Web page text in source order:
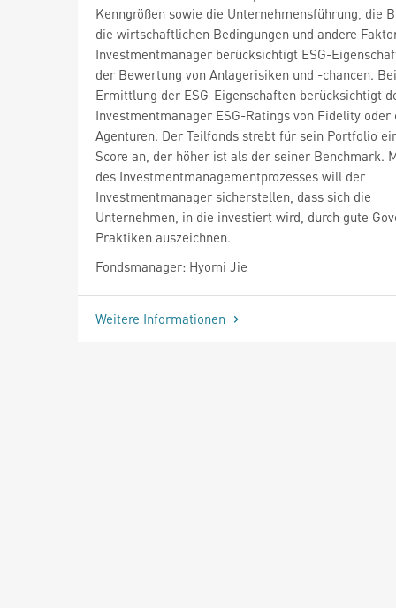
Kenngrößen sowie die Unternehmensführung, die
die wirtschaftlichen Bedingungen und andere
Investmentmanager berücksichtigt ESG-
der Bewertung von Anlagerisiken und -chancen.
Ermittlung der ESG-Eigenschaften berücksichtigt
Investmentmanager ESG-Ratings von Fidelity oder
Agenturen. Der Teilfonds strebt für sein Portfolio
Score an, der höher ist als der seiner Benchmark.
des Investmentmanagementprozesses will der
Investmentmanager sicherstellen, dass sich die
Unternehmen, in die investiert wird, durch gute
Praktiken auszeichnen.
Fondsmanager: Hyomi Jie
Weitere Informationen